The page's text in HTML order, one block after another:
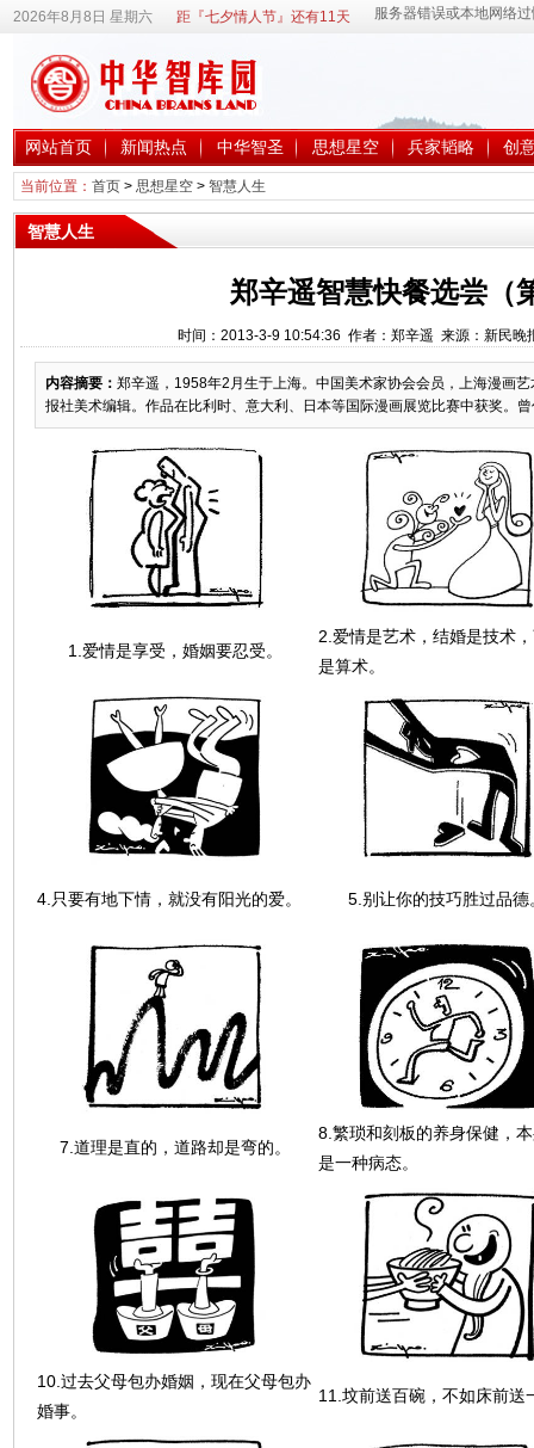
2026年8月8日 星期六 距『七夕情人节』还有11天
网站首页 新闻热点 中华智圣 思想星空 兵家韬略 创
当前位置： 首页> 思想星空> 智慧人生
智慧人生
郑辛遥智慧快餐选尝（
时间：2013-3-9 10:54:36 作者：郑辛遥 来源：新民晚
内容摘要： 郑辛遥，1958年2月生于上海。中国美术家协会会员，上海漫画
报社美术编辑。作品在比利时、意大利、日本等国际漫画展览比赛中获奖。
1.爱情是享受，婚姻要忍受。
2.爱情是艺术，结婚是技术
是算术。
4.只要有地下情，就没有阳光的爱。 5.别让你的技巧胜过品德
7.道理是直的，道路却是弯的。
8.繁琐和刻板的养身保健，
是一种病态。
10.过去父母包办婚姻，现在父母包办
婚事。
11.坟前送百碗，不如床前送